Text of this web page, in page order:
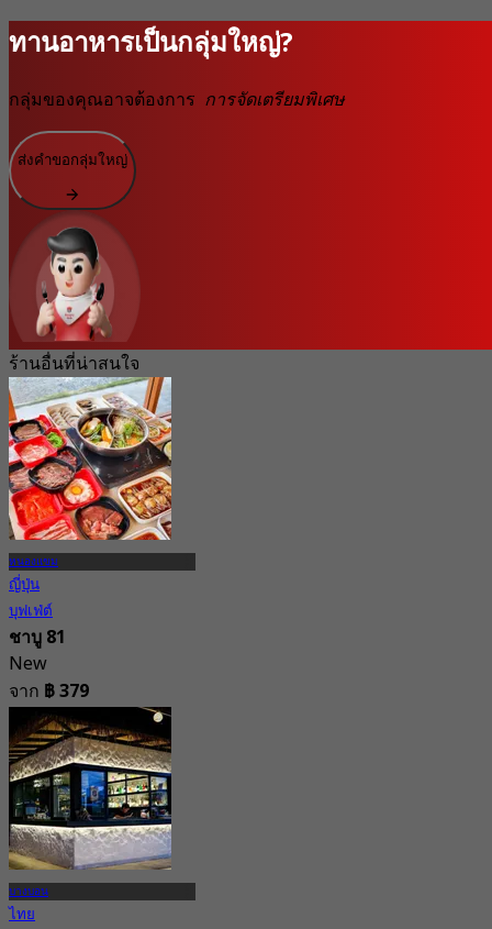
ทานอาหารเป็นกลุ่มใหญ่?
กลุ่มของคุณอาจต้องการ การจัดเตรียมพิเศษ
ส่งคำขอกลุ่มใหญ่
ร้านอื่นที่น่าสนใจ
หนองแขม
ญี่ปุ่น
บุฟเฟ่ต์
ชาบู 81
New
จาก ฿ 379
บางบอน
ไทย